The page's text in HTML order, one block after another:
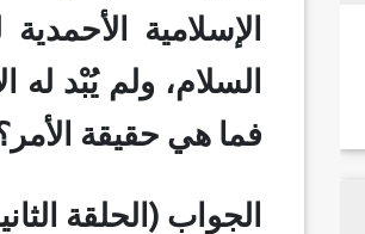
الإسلامية
السلام، ولم يُبْد له
فما هي حقيقة
الجواب (الحلقة